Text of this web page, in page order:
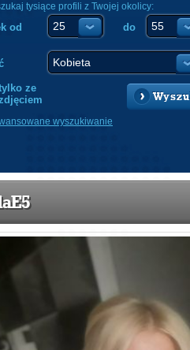
tysiące profili z Twojej okolicy:
od do
ze
wyszukiwanie